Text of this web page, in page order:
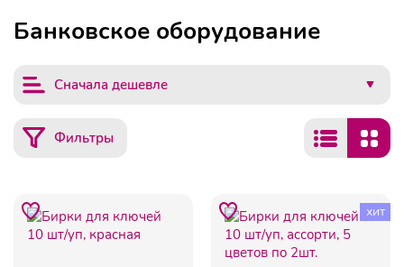
Банковское оборудование
Сначала дешевле
Фильтры
хит